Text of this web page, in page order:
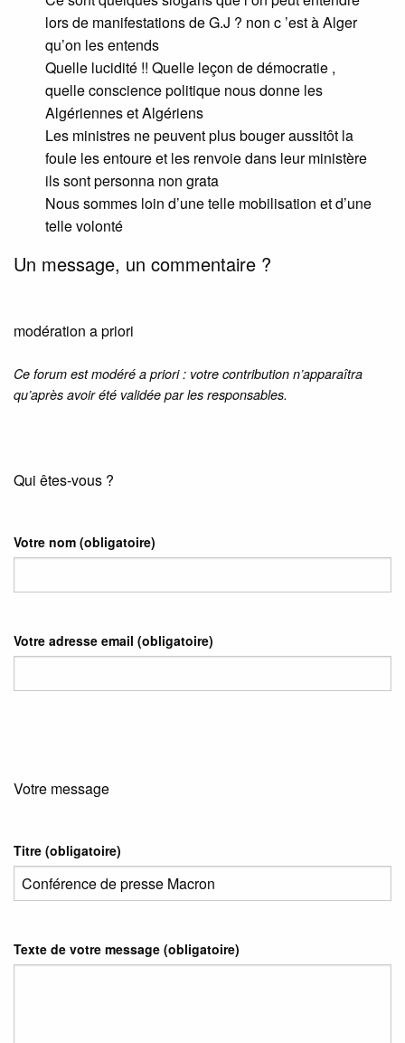
lors de manifestations de G.J ? non c ’est à Alger
qu’on les entends
Quelle lucidité !! Quelle leçon de démocratie ,
quelle conscience politique nous donne les
Algériennes et Algériens
Les ministres ne peuvent plus bouger aussitôt la
foule les entoure et les renvoie dans leur ministère
ils sont personna non grata
Nous sommes loin d’une telle mobilisation et d’une
telle volonté
Un message, un commentaire ?
modération a priori
Ce forum est modéré a priori : votre contribution n’apparaîtra
qu’après avoir été validée par les responsables.
Qui êtes-vous ?
Votre nom (obligatoire)
Votre adresse email (obligatoire)
Votre message
Titre (obligatoire)
Texte de votre message (obligatoire)